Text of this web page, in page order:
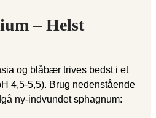
– Helst
og blåbær trives bedst i et
4,5-5,5). Brug nedenstående
ny-indvundet sphagnum: